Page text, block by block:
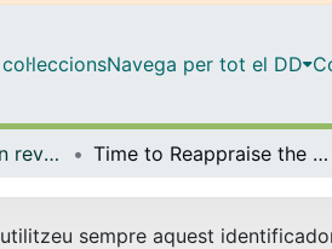
Navega per tot el DD
Articles publicats en revistes (Medicina) Time to Reappraise the Antibiotic Treatment for Methicillin-Susceptible Staphylococcus aureus Infective Endocarditis: Data From the Experimental Model
sempre aquest